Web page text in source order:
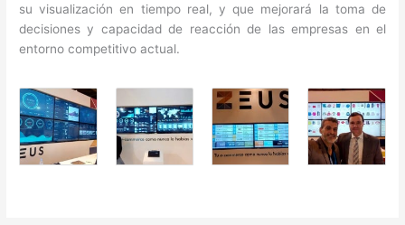
su visualización en tiempo real, y que mejorará la toma de
decisiones y capacidad de reacción de las empresas en el
entorno competitivo actual.